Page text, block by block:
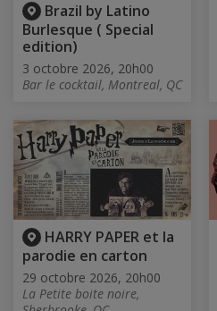
Brazil by Latino
Burlesque ( Special
edition)
3 octobre 2026, 20h00
Bar le cocktail, Montreal, QC
HARRY PAPER et la
parodie en carton
29 octobre 2026, 20h00
La Petite boite noire,